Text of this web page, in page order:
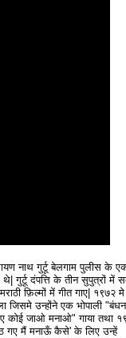
नाथ गुर्टू बेलगाम पुलीस के
थे| गुर्टू दंपत्ति के तीन सुपुत्रों में
फ़िल्मों में गीत गाए| १९७२
जिसमे उन्होंने एक भोपाली "बंधन
कोई जाओ मनाओ" गाया तथा
गए मैं मनाऊँ कैसे' के लिए उन्हें